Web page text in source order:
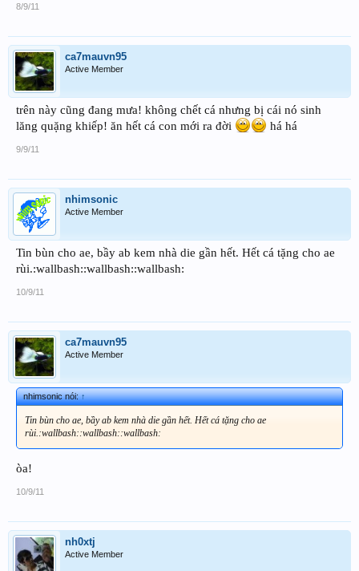
8/9/11
ca7mauvn95
Active Member
trên này cũng đang mưa! không chết cá nhưng bị cái nó sinh
lăng quặng khiếp! ăn hết cá con mới ra đời
há há
9/9/11
nhimsonic
Active Member
Tin bùn cho ae, bầy ab kem nhà die gần hết. Hết cá tặng cho ae
rùi.:wallbash::wallbash::wallbash:
10/9/11
ca7mauvn95
Active Member
nhimsonic nói:↑
Tin bùn cho ae, bầy ab kem nhà die gần hết. Hết cá tặng cho ae
rùi.:wallbash::wallbash::wallbash:
òa!
10/9/11
nh0xtj
Active Member